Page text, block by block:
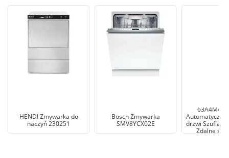
HENDI Zmywarka do
naczyń 230251
Bosch Zmywarka
SMV8YCX02E
63A4M4B
drzwi
Zdalne